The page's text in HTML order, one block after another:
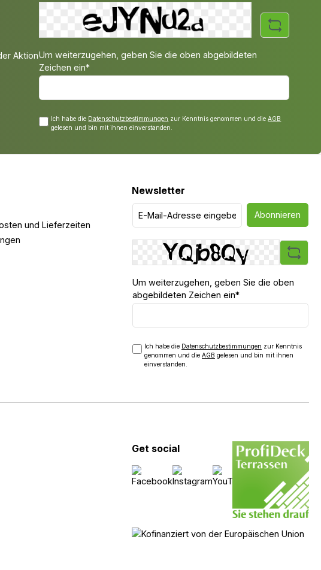
AktionUm weiterzugehen, geben Sie die oben abgebildeten
Zeichen ein*
Ich habe die Datenschutzbestimmungen zur Kenntnis genommen und dieAGB
gelesen und bin mit ihnen einverstanden.
und Lieferzeiten
Newsletter
Abonnieren
Um weiterzugehen, geben Sie die oben
abgebildeten Zeichen ein*
Ich habe die Datenschutzbestimmungen zur Kenntnis
genommen und die AGB gelesen und bin mit ihnen
einverstanden.
Get social